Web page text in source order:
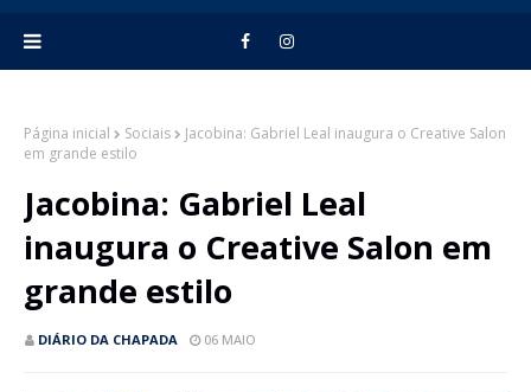
Página inicial Sociais
Jacobina: Gabriel Leal inaugura o Creative Salon
em grande estilo
Jacobina: Gabriel Leal
inaugura o Creative Salon em
grande estilo
DIÁRIO DA CHAPADA 06 MAIO